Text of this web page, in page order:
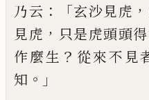
乃云 ：「玄沙見虎 ，
見虎 ， 只是虎頭頭
作麼生 ？ 從來不見
知 。」